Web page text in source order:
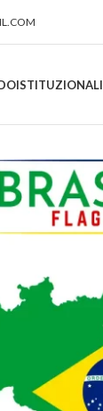
ISTITUZIONALI